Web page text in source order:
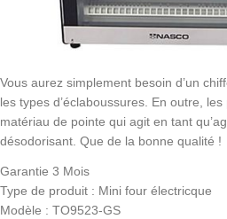
Vous aurez simplement besoin d’un
les types d’éclaboussures. En outre,
matériau de pointe qui agit en tant
désodorisant. Que de la bonne qualité !
Garantie 3 Mois
Type de produit : Mini four électricque
Modèle : TO9523-GS